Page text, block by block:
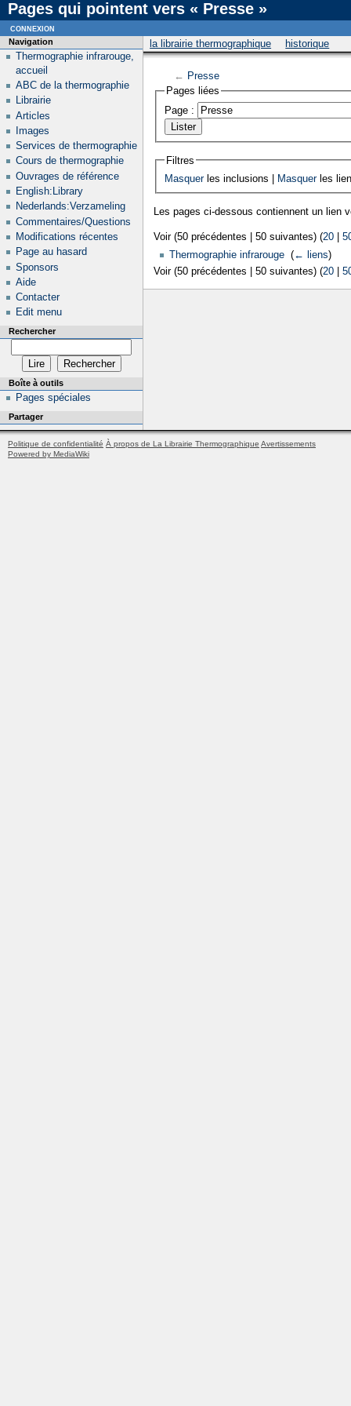
Pages qui pointent vers « Presse »
la librairie thermographique historique
← Presse
Pages liées
Page :
Filtres
Masquerles inclusions | Masquerles
Les pages ci-dessous contiennent un lien
Voir (50 précédentes | 50 suivantes) (20
Thermographie infrarouge‎ (← liens)
Voir (50 précédentes | 50 suivantes) (20 |
Navigation
Thermographie infrarouge,
accueil
ABC de la thermographie
Librairie
Articles
Images
Services de thermographie
Cours de thermographie
Ouvrages de référence
English:Library
Nederlands:Verzameling
Commentaires/Questions
Modifications récentes
Page au hasard
Sponsors
Aide
Contacter
Edit menu
Rechercher
Boîte à outils
Pages spéciales
Partager
connexion
Politique de confidentialité À propos de La Librairie Thermographique Avertissements
Powered by MediaWiki